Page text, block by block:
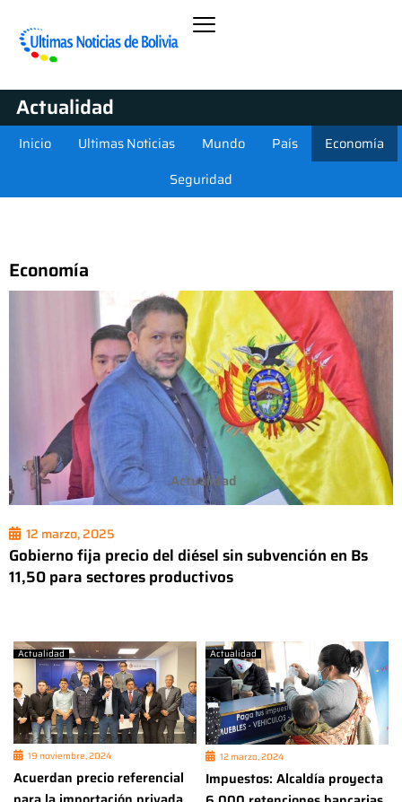
Actualidad
Inicio Ultimas Noticias Mundo País
Economía
Seguridad
Economía
Actualidad
12 marzo, 2025
Gobierno fija precio del diésel sin subvención en Bs
11,50 para sectores productivos
Actualidad
19 noviembre, 2024
Acuerdan precio referencial
Actualidad
12 marzo, 2024
Impuestos: Alcaldía proyecta